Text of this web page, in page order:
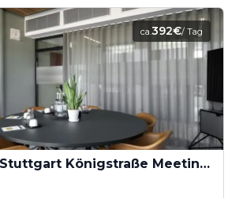
ca.392€/ Tag
Office Club Stuttgart Königstraße Meetingraum 1